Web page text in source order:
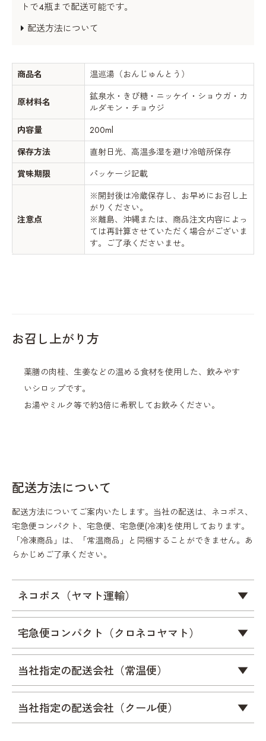
トで4瓶まで配送可能です。
配送方法について
商品名 温巡湯（おんじゅんとう）
原材料名
鉱泉水・きび糖・ニッケイ・ショウガ・カ
ルダモン・チョウジ
内容量
200ml
保存方法
直射日光、高温多湿を避け冷暗所保存
賞味期限
パッケージ記載
注意点
※開封後は冷蔵保存し、お早めにお召し上
がりください。
※離島、沖縄または、商品注文内容によっ
ては再計算させていただく場合がございま
す。ご了承くださいませ。
お召し上がり方
薬膳の肉桂、生姜などの温める食材を使用した、飲みやす
いシロップです。
お湯やミルク等で約3倍に希釈してお飲みください。
配送方法について
配送方法についてご案内いたします。当社の配送は、ネコポス、
宅急便コンパクト、宅急便、宅急便(冷凍)を使用しております。
「冷凍商品」は、「常温商品」と同梱することができません。あ
らかじめご了承ください。
ネコポス（ヤマト運輸） ▼
宅急便コンパクト（クロネコヤマト） ▼
当社指定の配送会社（常温便） ▼
当社指定の配送会社（クール便） ▼